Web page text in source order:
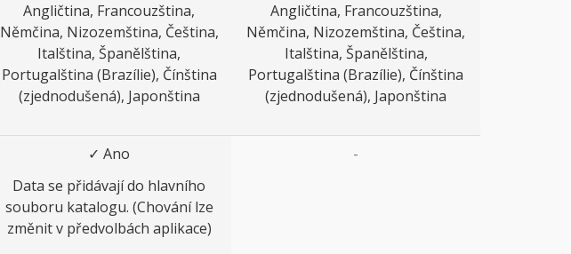
Angličtina, Francouzština,
Němčina, Nizozemština, Čeština,
Italština, Španělština,
Portugalština (Brazílie), Čínština
(zjednodušená), Japonština
Angličtina, Francouzština,
Němčina, Nizozemština, Čeština,
Italština, Španělština,
Portugalština (Brazílie), Čínština
(zjednodušená), Japonština
✓ Ano
Data se přidávají do hlavního
souboru katalogu. (Chování lze
změnit v předvolbách aplikace)
-